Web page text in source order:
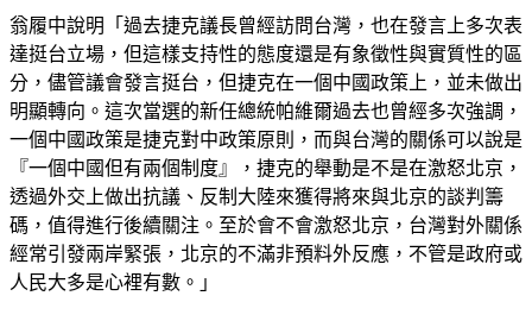
翁履中說明「過去捷克議長曾經訪問台灣，也在發言上多次表
達挺台立場，但這樣支持性的態度還是有象徵性與實質性的區
分，儘管議會發言挺台，但捷克在一個中國政策上，並未做出
明顯轉向。這次當選的新任總統帕維爾過去也曾經多次強調，
一個中國政策是捷克對中政策原則，而與台灣的關係可以說是
『一個中國但有兩個制度』，捷克的舉動是不是在激怒北京，
透過外交上做出抗議、反制大陸來獲得將來與北京的談判籌
碼，值得進行後續關注。至於會不會激怒北京，台灣對外關係
經常引發兩岸緊張，北京的不滿非預料外反應，不管是政府或
人民大多是心裡有數。」